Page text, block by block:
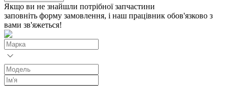
Якщо ви не знайшли потрібної запчастини
заповніть форму замовлення, і наш працівник обов'язково з
вами зв'яжеться!